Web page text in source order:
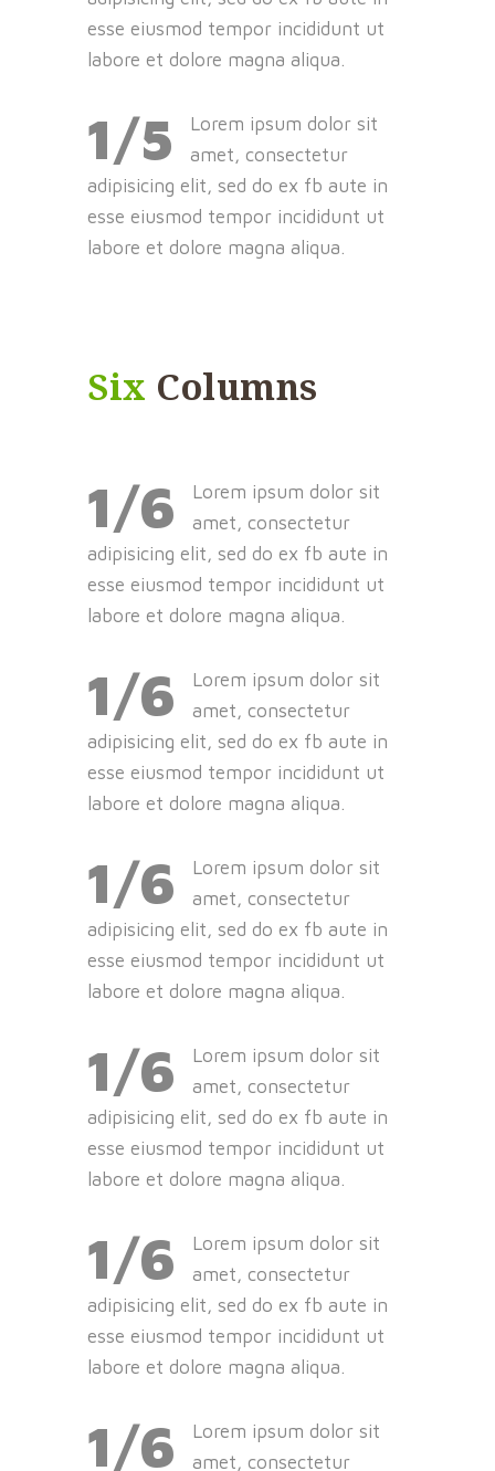
esse eiusmod tempor incididunt ut
labore et dolore magna aliqua.
1/5
Lorem ipsum dolor sit
amet, consectetur
adipisicing elit, sed do ex fb aute in
esse eiusmod tempor incididunt ut
labore et dolore magna aliqua.
Six Columns
1/6
Lorem ipsum dolor sit
amet, consectetur
adipisicing elit, sed do ex fb aute in
esse eiusmod tempor incididunt ut
labore et dolore magna aliqua.
1/6
Lorem ipsum dolor sit
amet, consectetur
adipisicing elit, sed do ex fb aute in
esse eiusmod tempor incididunt ut
labore et dolore magna aliqua.
1/6
Lorem ipsum dolor sit
amet, consectetur
adipisicing elit, sed do ex fb aute in
esse eiusmod tempor incididunt ut
labore et dolore magna aliqua.
1/6
Lorem ipsum dolor sit
amet, consectetur
adipisicing elit, sed do ex fb aute in
esse eiusmod tempor incididunt ut
labore et dolore magna aliqua.
1/6
Lorem ipsum dolor sit
amet, consectetur
adipisicing elit, sed do ex fb aute in
esse eiusmod tempor incididunt ut
labore et dolore magna aliqua.
1/6
Lorem ipsum dolor sit
amet, consectetur